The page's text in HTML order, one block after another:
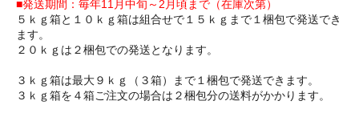
■発送期間：毎年11月中旬～2月頃まで（在庫次第）
５ｋｇ箱と１０ｋｇ箱は組合せで１５ｋｇまで１梱包で発送でき
ます。
２０ｋｇは２梱包での発送となります。
３ｋｇ箱は最大９ｋｇ（３箱）まで１梱包で発送できます。
３ｋｇ箱を４箱ご注文の場合は２梱包分の送料がかかります。